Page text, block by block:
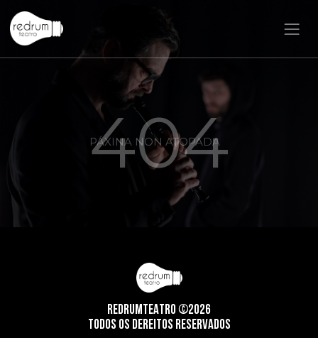
PÁXINA NON ATOPADA
404
REDRUMTEATRO ©2026
TODOS OS DEREITOS RESERVADOS